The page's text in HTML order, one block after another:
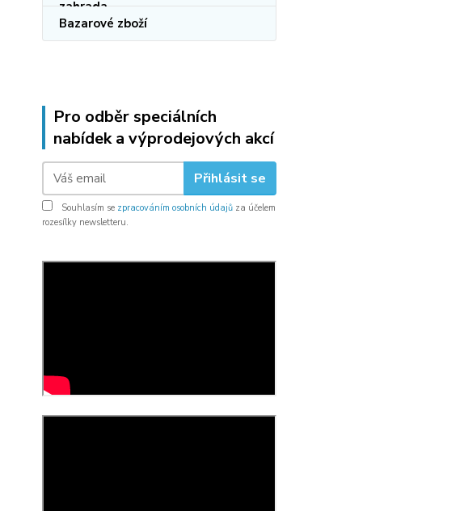
Bazarové zboží
Pro odběr speciálních
nabídek a výprodejových akcí
Přihlásit se
Souhlasím se zpracováním osobních údajů za účelem
rozesílky newsletteru.